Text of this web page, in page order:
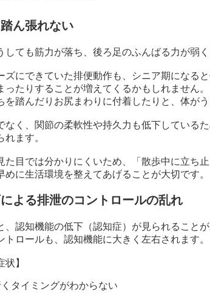
ん張れない
しても筋力が落ち、後ろ足のふんばる力が弱く
ズにできていた排便動作も、シニア期になる
ったりすることが増えてくるかもしれません。
を踏んだりお尻まわりに付着したりと、体が
なく、関節の柔軟性や持久力も低下している
れます。
た目では分かりにくいため、「散歩中に立ち
めに生活環境を整えてあげることが大切です。
よる排泄のコントロールの乱れ
、認知機能の低下（認知症）が見られることが
トロールも、認知機能に大きく左右されます。
状】
くタイミングがわからない